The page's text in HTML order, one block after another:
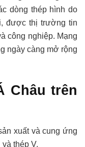
dòng thép hình do
được thị trường tin
công nghiệp. Mạng
ngày càng mở rộng
Châu trên
xuất và cung ứng
thép V.